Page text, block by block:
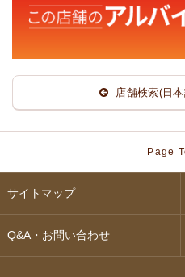
店舗検索(日
Page
サイトマップ
Q&A・お問い合わせ